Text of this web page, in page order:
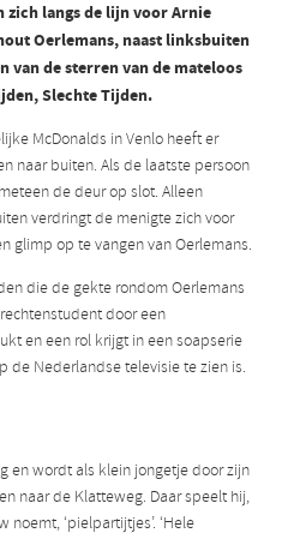
zich langs de lijn voor Arnie
Oerlemans, naast linksbuiten
van de sterren van de mateloos
Slechte Tijden.
McDonalds in Venlo heeft er
naar buiten. Als de laatste persoon
de deur op slot. Alleen
verdringt de menigte zich voor
glimp op te vangen van Oerlemans.
die de gekte rondom Oerlemans
door een
en een rol krijgt in een soapserie
de Nederlandse televisie te zien is.
en wordt als klein jongetje door zijn
naar de Klatteweg. Daar speelt hij,
‘pielpartijtjes’. ‘Hele